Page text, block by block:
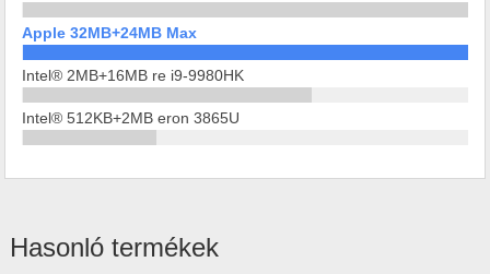
Apple 32MB+24MB Max
Intel® 2MB+16MB re i9-9980HK
Intel® 512KB+2MB eron 3865U
Hasonló termékek